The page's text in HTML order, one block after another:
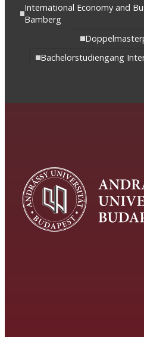
International Economy and
Bamberg
Bachelorstudiengang